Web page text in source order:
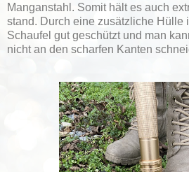
Manganstahl. Somit hält es auch
stand. Durch eine zusätzliche Hülle
Schaufel gut geschützt und man
nicht an den scharfen Kanten